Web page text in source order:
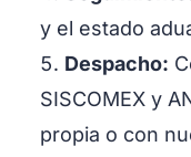
y el estado
Despacho:
SISCOMEX y
propia o con